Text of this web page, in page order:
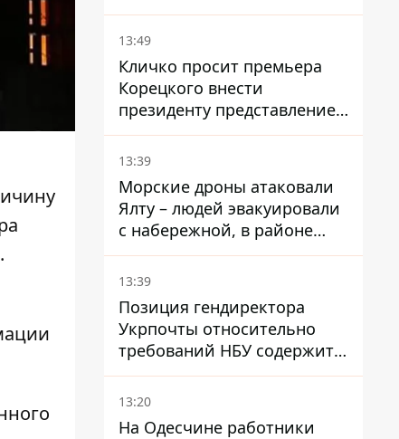
всей области
13:49
Кличко просит премьера
Корецкого внести
президенту представление
на увольнение властелина
Троещины Бахматова
13:39
Морские дроны атаковали
Ялту – людей эвакуировали
с набережной, в районе
порта сообщают о пожаре
13:39
Позиция гендиректора
Укрпочты относительно
требований НБУ содержит
серьезные нестыковки –
депутат Ольга Василевская-
13:20
На Одесчине работники